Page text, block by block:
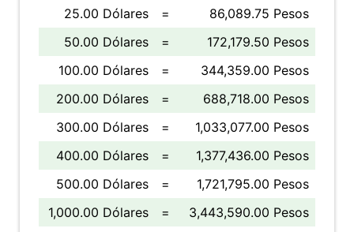
25.00 Dólares
=
86,089.75 Pesos
50.00 Dólares
=
172,179.50 Pesos
100.00 Dólares
=
344,359.00 Pesos
200.00 Dólares
=
688,718.00 Pesos
300.00 Dólares
=
1,033,077.00 Pesos
400.00 Dólares
=
1,377,436.00 Pesos
500.00 Dólares
=
1,721,795.00 Pesos
1,000.00 Dólares
=
3,443,590.00 Pesos